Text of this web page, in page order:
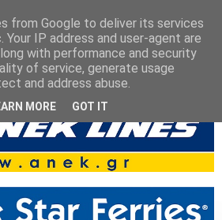
from Google to deliver its services
IP address and user-agent are
with performance and security
of service, generate usage
and address abuse.
MORE GOT IT